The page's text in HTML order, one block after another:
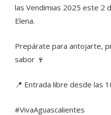
las Vendimias 2025 este 2
Elena.
Prepárate para antojarte,
sabor 🍷
📍 Entrada libre desde las
#VivaAguascalientes